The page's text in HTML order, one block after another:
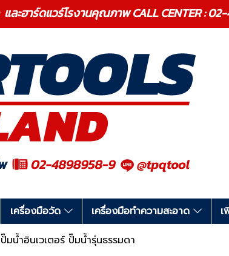
ะฮาร์ดแวร์โรงานคุณภาพ CALL CENTER :
เครื่องมือวัด เครื่องมือทำความสะอาด
เ
น้ำอินเวเตอร์ ปั๊มน้ำรุ่นธรรมดา